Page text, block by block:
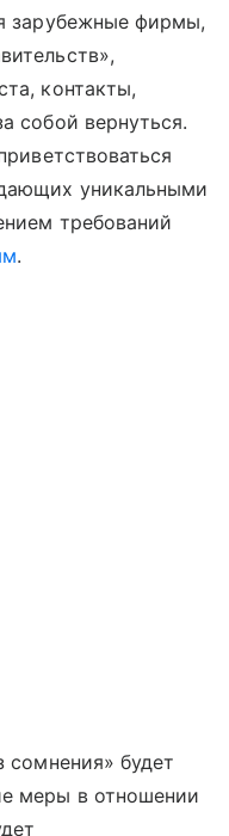
зарубежные фирмы,
контакты,
собой вернуться.
уникальными
требований
.
сомнения» будет
меры в отношении